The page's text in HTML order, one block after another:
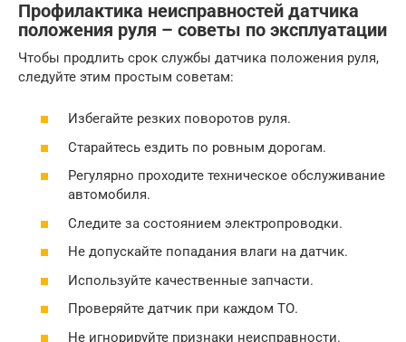
Профилактика неисправностей датчика
положения руля – советы по эксплуатации
Чтобы продлить срок службы датчика положения руля,
следуйте этим простым советам:
Избегайте резких поворотов руля.
Старайтесь ездить по ровным дорогам.
Регулярно проходите техническое обслуживание
автомобиля.
Следите за состоянием электропроводки.
Не допускайте попадания влаги на датчик.
Используйте качественные запчасти.
Проверяйте датчик при каждом ТО.
Не игнорируйте признаки неисправности.